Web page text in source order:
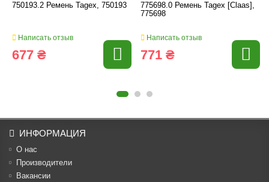
750193.2 Ремень Tagex, 750193
Написать отзыв
677 ₴
775698.0 Ремень Tagex [Claas],
775698
Написать отзыв
771 ₴
ИНФОРМАЦИЯ
О нас
Производители
Вакансии